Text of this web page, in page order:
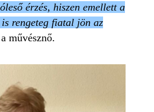
érzés, hiszen emellett a
rengeteg fiatal jön az
művésznő.